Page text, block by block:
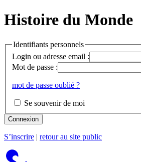
Histoire du Monde
Identifiants personnels
Login ou adresse email :
Mot de passe :
mot de passe oublié ?
Se souvenir de moi
Connexion
S’inscrire retour au site public